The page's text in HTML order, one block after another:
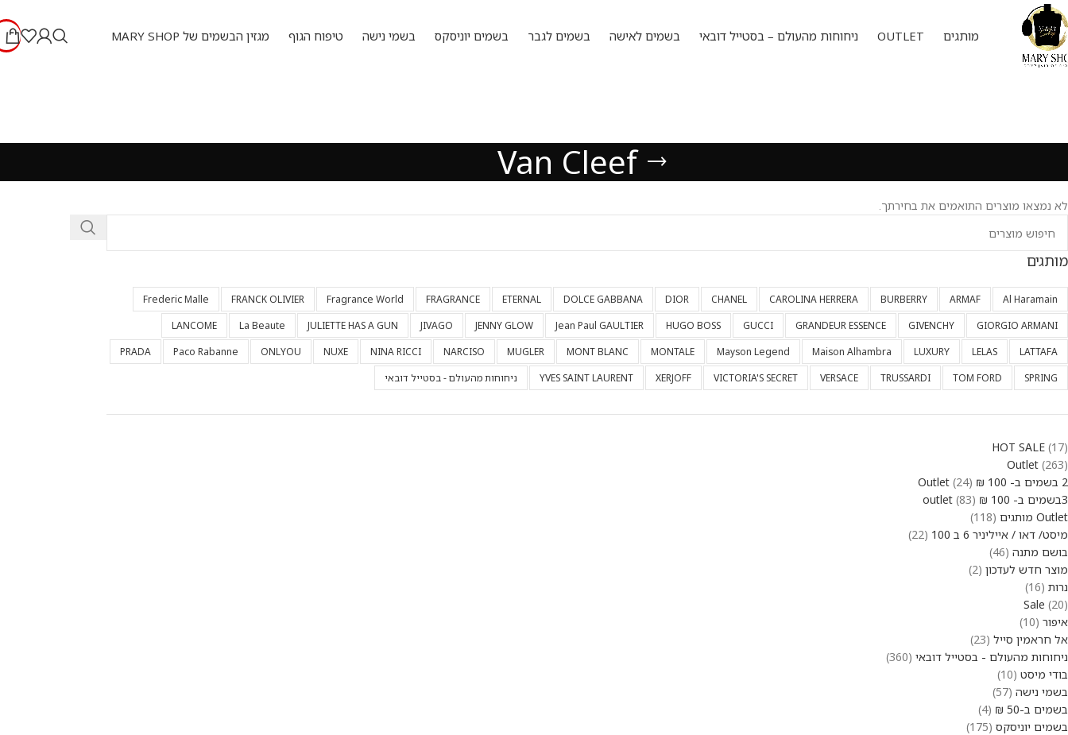
מותגים OUTLET ניחוחות מהעולם – בסטייל דובאי בשמים לאישה בשמים לגבר בשמים יוניסקס בשמי נישה טיפוח הגוף מגזין הבשמים של MARY SHOP
Van Cleef
לא נמצאו מוצרים התואמים את בחירתך.
מותגים
Al Haramain
ARMAF
BURBERRY
CAROLINA HERRERA
CHANEL
DIOR
DOLCE GABBANA
ETERNAL
FRAGRANCE
Fragrance World
FRANCK OLIVIER
Frederic Malle
GIORGIO ARMANI
GIVENCHY
GRANDEUR ESSENCE
GUCCI
HUGO BOSS
Jean Paul GAULTIER
JENNY GLOW
JIVAGO
JULIETTE HAS A GUN
La Beaute
LANCOME
LATTAFA
LELAS
LUXURY
Maison Alhambra
Mayson Legend
MONTALE
MONT BLANC
MUGLER
NARCISO
NINA RICCI
NUXE
ONLYOU
Paco Rabanne
PRADA
SPRING
TOM FORD
TRUSSARDI
VERSACE
VICTORIA'S SECRET
XERJOFF
YVES SAINT LAURENT ניחוחות מהעולם - בסטייל דובאי
HOT SALE 17
Outlet 263
2 בשמים ב- 100 ₪ Outlet
24
3בשמים ב- 100 ₪ outlet
83
Outlet מותגים
118
מיסט/ דאו / אייליניר 6 ב 100
22
בושם מתנה 46
מוצר חדש לעדכון 2
נרות 16
Sale 20
איפור 10
אל חראמין סייל 23
ניחוחות מהעולם - בסטייל דובאי 360
בודי מיסט 10
בשמי נישה 57
בשמים ב-50 ₪
4
בשמים יוניסקס 175